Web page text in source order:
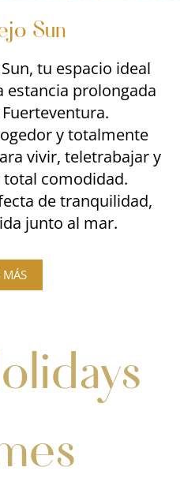
Sun
tu espacio ideal
estancia prolongada
y totalmente
vivir, teletrabajar y
comodidad.
de tranquilidad,
junto al mar.
MÁS